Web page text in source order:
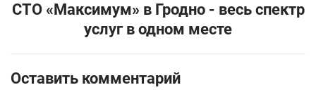
СТО «Максимум» в Гродно - весь спектр
услуг в одном месте
Оставить комментарий